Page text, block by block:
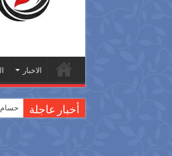
الاخبار
أخبار عاجلة حسام